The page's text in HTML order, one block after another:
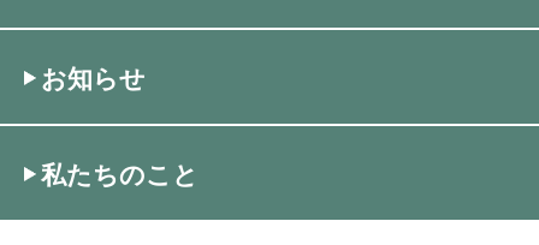
お知らせ
私たちのこと